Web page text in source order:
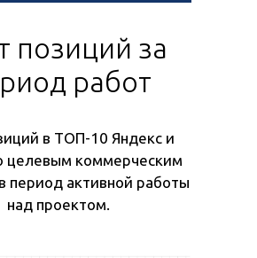
позиций за
работ
в ТОП-10 Яндекс и
целевым коммерческим
период активной работы
над проектом.